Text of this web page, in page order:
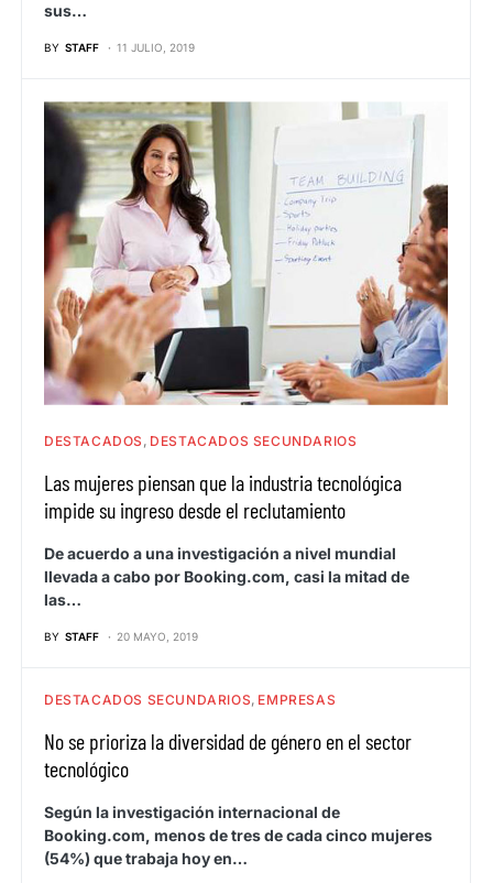
sus…
BY STAFF 11 JULIO, 2019
DESTACADOS DESTACADOS SECUNDARIOS
Las mujeres piensan que la industria tecnológica
impide su ingreso desde el reclutamiento
De acuerdo a una investigación a nivel mundial
llevada a cabo por Booking.com, casi la mitad de
las…
BY STAFF 20 MAYO, 2019
DESTACADOS SECUNDARIOS EMPRESAS
No se prioriza la diversidad de género en el sector
tecnológico
Según la investigación internacional de
Booking.com, menos de tres de cada cinco mujeres
(54%) que trabaja hoy en…